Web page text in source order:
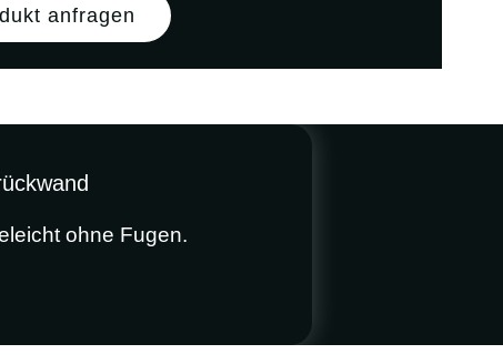
anfragen
ohne Fugen.